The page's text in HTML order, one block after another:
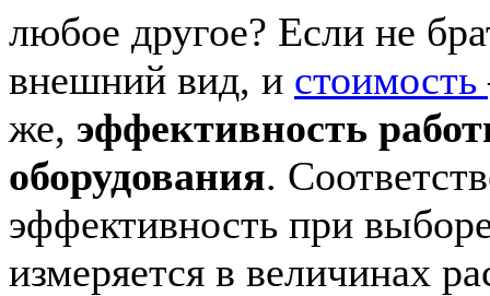
любое другое? Если не
внешний вид, и стоимость
же, эффективность
оборудования.
эффективность при
измеряется в величинах